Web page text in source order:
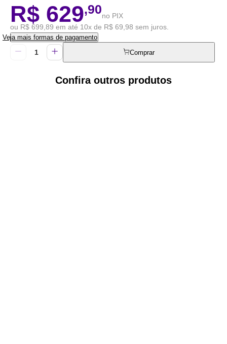
R$ 629,90no PIX
ou R$ 699,89 em até 10x de R$ 69,98 sem juros.
Veja mais formas de pagamento
Comprar
Confira outros produtos